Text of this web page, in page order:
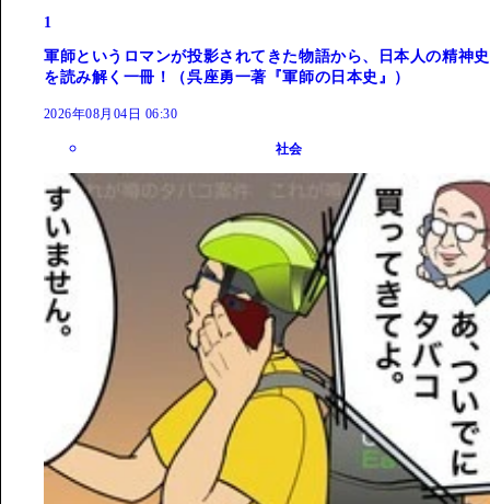
1
軍師というロマンが投影されてきた物語から、日本人の精神史
を読み解く一冊！（呉座勇一著『軍師の日本史』）
2026年08月04日 06:30
社会